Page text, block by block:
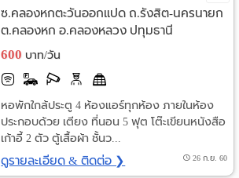
ซ.คลองหกตะวันออกแปด ถ.รังสิต-นครนายก
ต.คลองหก อ.คลองหลวง ปทุมธานี
600 บาท/วัน
หอพักใกล้ประตู 4 ห้องแอร์ทุกห้อง ภายในห้อง
ประกอบด้วย เตียง ที่นอน 5 ฟุต โต๊ะเขียนหนังสือ
เก้าอี้ 2 ตัว ตู้เสื้อผ้า ชั้นว...
ดูรายละเอียด & ติดต่อ ❯ 26 ก.ย. 60